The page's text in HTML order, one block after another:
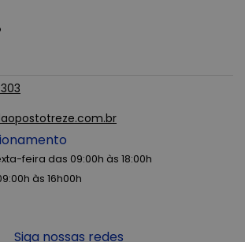
feira das 09:00h às 18:00h
às 16h00h
Siga nossas redes